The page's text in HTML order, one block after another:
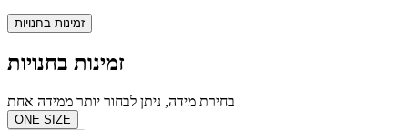
זמינות בחנויות
זמינות בחנויות
בחירת מידה, ניתן לבחור יותר ממידה אחת
ONE SIZE